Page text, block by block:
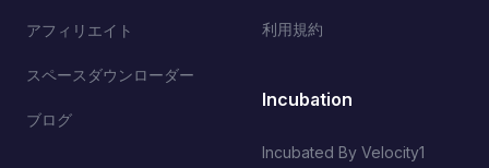
アフィリエイト
スペースダウンローダー
ブログ
利用規約
Incubation
Incubated By Velocity1